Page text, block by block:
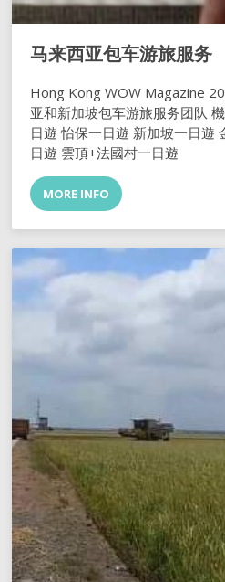
马来西亚包车游旅服务
Hong Kong WOW Magazine
亚和新加坡包车游旅服务团队
日遊 怡保一日遊 新加坡一日遊
日遊 雲頂+法國村一日遊
MORE INFO